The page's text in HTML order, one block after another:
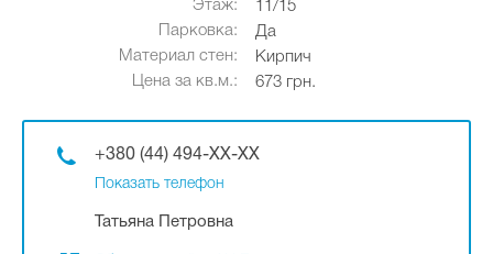
Этаж:
11/15
Парковка:
Да
Материал стен:
Кирпич
Цена за кв.м.:
673 грн.
+380 (44) 494-XX-XX
Показать телефон
Татьяна Петровна